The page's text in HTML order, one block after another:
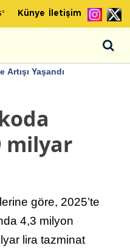
° Künye İletişim
Artışı Yaşandı
milyar
göre, 2025’te
4,3 milyon
lira tazminat